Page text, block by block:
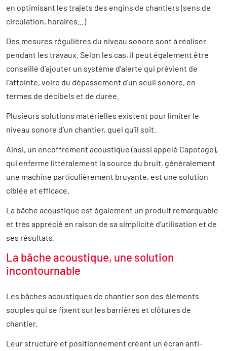
en optimisant les trajets des engins de chantiers (sens de
circulation, horaires…)
Des mesures régulières du niveau sonore sont à réaliser
pendant les travaux. Selon les cas, il peut également être
conseillé d’ajouter un système d’alerte qui prévient de
l’atteinte, voire du dépassement d’un seuil sonore, en
termes de décibels et de durée.
Plusieurs solutions matérielles existent pour limiter le
niveau sonore d’un chantier, quel qu’il soit.
Ainsi, un encoffrement acoustique (aussi appelé Capotage),
qui enferme littéralement la source du bruit, généralement
une machine particulièrement bruyante, est une solution
ciblée et efficace.
La bâche acoustique est également un produit remarquable
et très apprécié en raison de sa simplicité d’utilisation et de
ses résultats.
La bâche acoustique, une solution
incontournable
Les bâches acoustiques de chantier son des éléments
souples qui se fixent sur les barrières et clôtures de
chantier.
Leur structure et positionnement créent un écran anti-